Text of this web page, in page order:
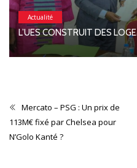
Actualité
L’UES CONSTRUIT DES
Mercato – PSG : Un prix de
113M€ fixé par Chelsea pour
N’Golo Kanté ?